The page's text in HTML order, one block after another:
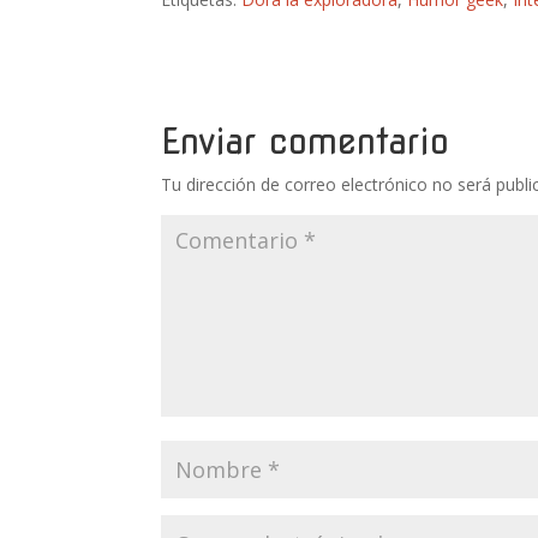
Enviar comentario
Tu dirección de correo electrónico no será